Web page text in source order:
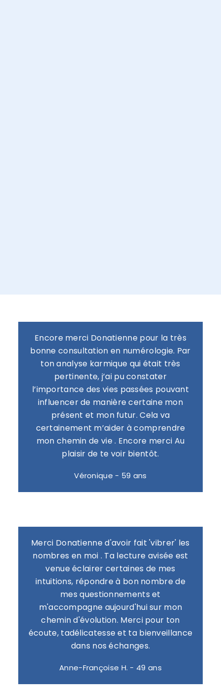
Encore merci Donatienne pour la très
bonne consultation en numérologie. Par
ton analyse karmique qui était très
pertinente, j’ai pu constater
l’importance des vies passées pouvant
influencer de manière certaine mon
présent et mon futur. Cela va
certainement m’aider à comprendre
mon chemin de vie . Encore merci Au
plaisir de te voir bientôt.
Véronique - 59 ans
Merci Donatienne d'avoir fait 'vibrer' les
nombres en moi . Ta lecture avisée est
venue éclairer certaines de mes
intuitions, répondre à bon nombre de
mes questionnements et
m'accompagne aujourd'hui sur mon
chemin d'évolution. Merci pour ton
écoute, tadélicatesse et ta bienveillance
dans nos échanges.
Anne-Françoise H. - 49 ans